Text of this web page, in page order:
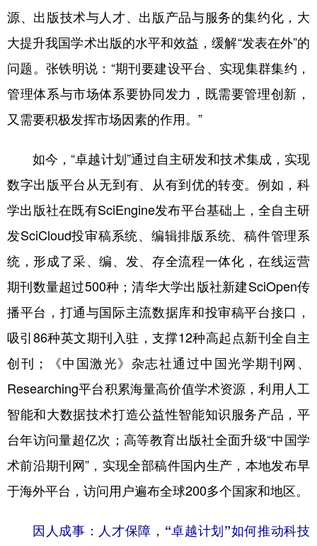
源、出版技术与人才、出版产品与服务的集约化，大
大提升我国学术出版的水平和效益，缓解“发表在外”的
问题。张铁明说：“期刊要建设平台、实现集群集约，
管理体系与市场体系要协同发力，既需要管理创新，
又需要积极发挥市场因素的作用。”
如今，“卓越计划”通过自主研发和技术集成，实现
数字出版平台从无到有、从有到优的转变。例如，科
学出版社在既有SciEngine发布平台基础上，全自主研
发SciCloud投审稿系统、编辑排版系统、稿件管理系
统，形成了采、编、发、存全流程一体化，在线运营
期刊数量超过500种；清华大学出版社新建SciOpen传
播平台，打通与国际主流数据库和投审稿平台接口，
吸引86种英文期刊入驻，支撑12种高起点新刊全自主
创刊；《中国激光》杂志社通过中国光学期刊网、
Researching平台积累海量高价值学术资源，利用人工
智能和大数据技术打造公益性智能知识服务产品，平
台年访问量超亿次；高等教育出版社全面升级“中国学
术前沿期刊网”，实现全部稿件国内生产，本地发布早
于海外平台，访问用户遍布全球200多个国家和地区。
因人成事：人才保障，“卓越计划”如何推动科技